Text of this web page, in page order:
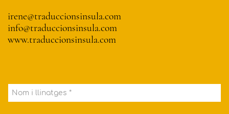
irene@traduccionsinsula.com
info@traduccionsinsula.com
www.traduccionsinsula.com
Nom i llinatges *